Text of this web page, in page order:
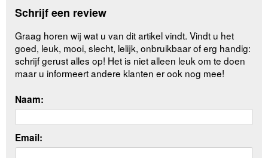
Schrijf een review
Graag horen wij wat u van dit artikel vindt. Vindt u het
goed, leuk, mooi, slecht, lelijk, onbruikbaar of erg handig:
schrijf gerust alles op! Het is niet alleen leuk om te doen
maar u informeert andere klanten er ook nog mee!
Naam:
Email: